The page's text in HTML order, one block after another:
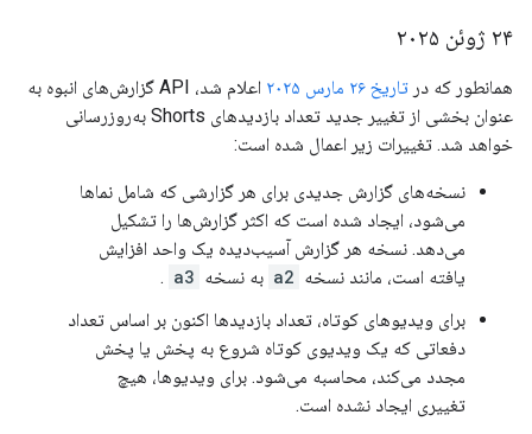
۲۴ ژوئن ۲۰۲۵
همانطور که در تاریخ ۲۶ مارس ۲۰۲۵
اعلام شد، API گزارش‌های انبوه به
عنوان بخشی از تغییر جدید تعداد بازدیدهای Shorts به‌روزرسانی
خواهد شد. تغییرات زیر اعمال شده است:
نسخه‌های گزارش جدیدی برای هر گزارشی که شامل نماها
می‌شود، ایجاد شده است که اکثر گزارش‌ها را تشکیل
می‌دهد. نسخه هر گزارش آسیب‌دیده یک واحد افزایش
یافته است، مانند نسخه a2 به نسخه a3
.
برای ویدیوهای کوتاه، تعداد بازدیدها اکنون بر اساس تعداد
دفعاتی که یک ویدیوی کوتاه شروع به پخش یا پخش
مجدد می‌کند، محاسبه می‌شود. برای ویدیوها، هیچ
تغییری ایجاد نشده است.